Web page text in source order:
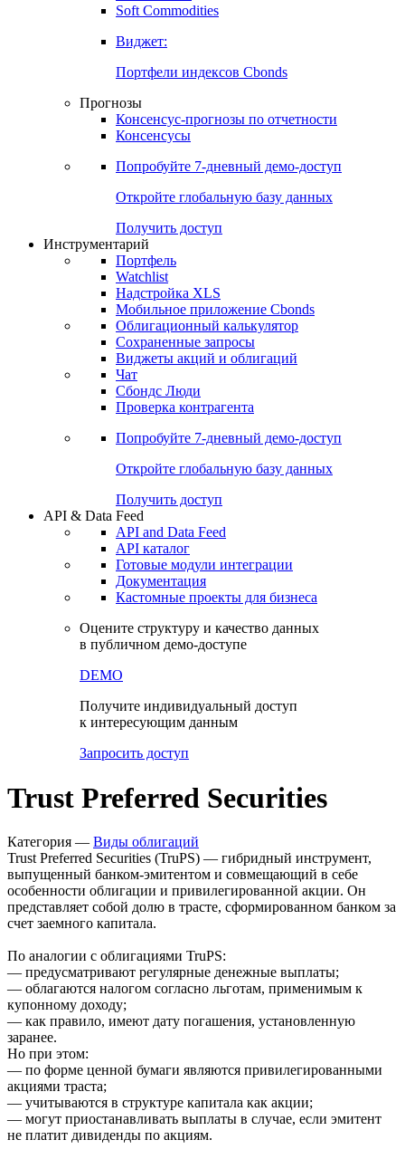
Soft Commodities
Виджет:
Портфели индексов Cbonds
Прогнозы
Консенсус-прогнозы по отчетности
Консенсусы
Попробуйте 7-дневный демо-доступ
Откройте глобальную базу данных
Получить доступ
Инструментарий
Портфель
Watchlist
Надстройка XLS
Мобильное приложение Cbonds
Облигационный калькулятор
Сохраненные запросы
Виджеты акций и облигаций
Чат
Сбондс Люди
Проверка контрагента
Попробуйте 7-дневный демо-доступ
Откройте глобальную базу данных
Получить доступ
API & Data Feed
API and Data Feed
API каталог
Готовые модули интеграции
Документация
Кастомные проекты для бизнеса
Оцените структуру и качество данных
в публичном демо-доступе
DEMO
Получите индивидуальный доступ
к интересующим данным
Запросить доступ
Trust Preferred Securities
Категория — Виды облигаций
Trust Preferred Securities (TruPS) — гибридный инструмент,
выпущенный банком-эмитентом и совмещающий в себе
особенности облигации и привилегированной акции. Он
представляет собой долю в трасте, сформированном банком за
счет заемного капитала.
По аналогии с облигациями TruPS:
— предусматривают регулярные денежные выплаты;
— облагаются налогом согласно льготам, применимым к
купонному доходу;
— как правило, имеют дату погашения, установленную
заранее.
Но при этом:
— по форме ценной бумаги являются привилегированными
акциями траста;
— учитываются в структуре капитала как акции;
— могут приостанавливать выплаты в случае, если эмитент
не платит дивиденды по акциям.